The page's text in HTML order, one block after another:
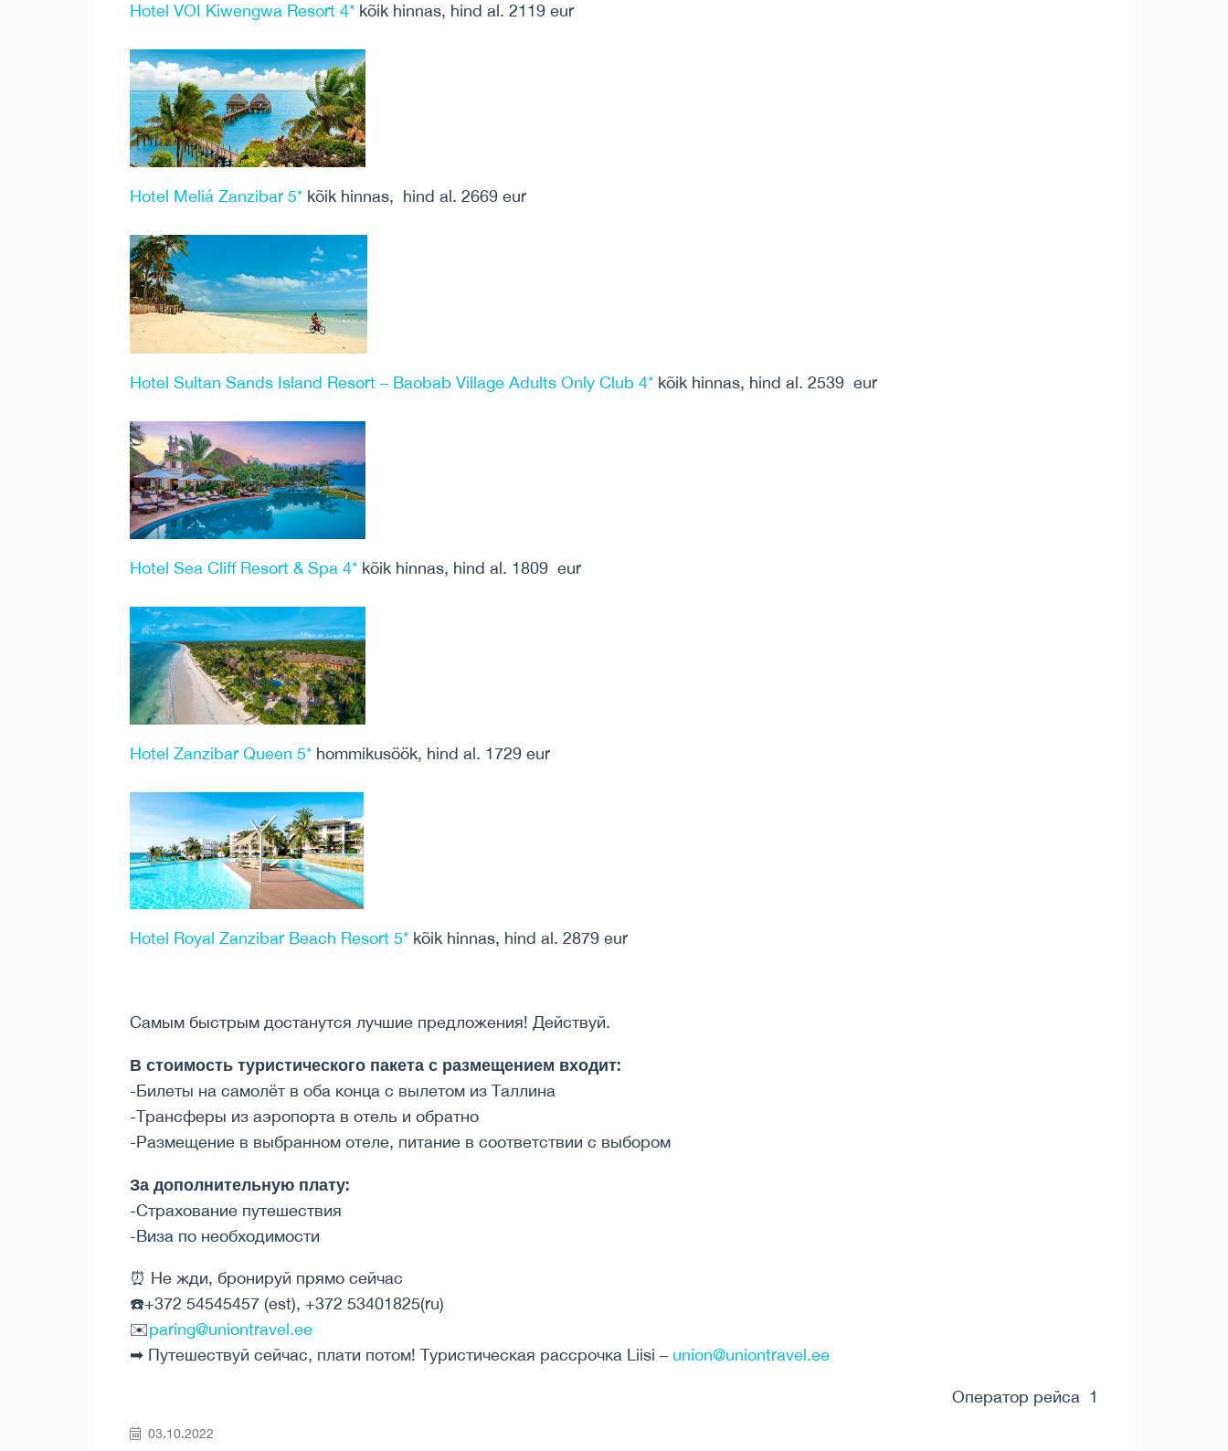
Hotel VOI Kiwengwa Resort 4* kõik hinnas, hind al. 2119 eur
Hotel Meliá Zanzibar 5* kõik hinnas, hind al. 2669 eur
Hotel Sultan Sands Island Resort – Baobab Village Adults Only Club 4* kõik hinnas, hind al. 2539 eur
Hotel Sea Cliff Resort & Spa 4* kõik hinnas, hind al. 1809 eur
Hotel Zanzibar Queen 5* hommikusöök, hind al. 1729 eur
Hotel Royal Zanzibar Beach Resort 5* kõik hinnas, hind al. 2879 eur
Самым быстрым достанутся лучшие предложения! Действуй.
В стоимость туристического пакета с размещением входит:
-Билеты на самолёт в оба конца с вылетом из Таллина
-Трансферы из аэропорта в отель и обратно
-Размещение в выбранном отеле, питание в соответствии с выбором
За дополнительную плату:
-Страхование путешествия
-Виза по необходимости
⏰ Не жди, бронируй прямо сейчас
☎️+372 54545457 (est), +372 53401825(ru)
✉️paring@uniontravel.ee
➡ Путешествуй сейчас, плати потом! Туристическая рассрочка Liisi – union@uniontravel.ee
Оператор рейса 1
03.10.2022